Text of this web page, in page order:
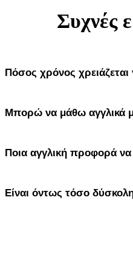
Συχνές
Πόσος χρόνος χρειάζεται
Μπορώ να μάθω αγγλικά
Ποια αγγλική προφορά
Είναι όντως τόσο